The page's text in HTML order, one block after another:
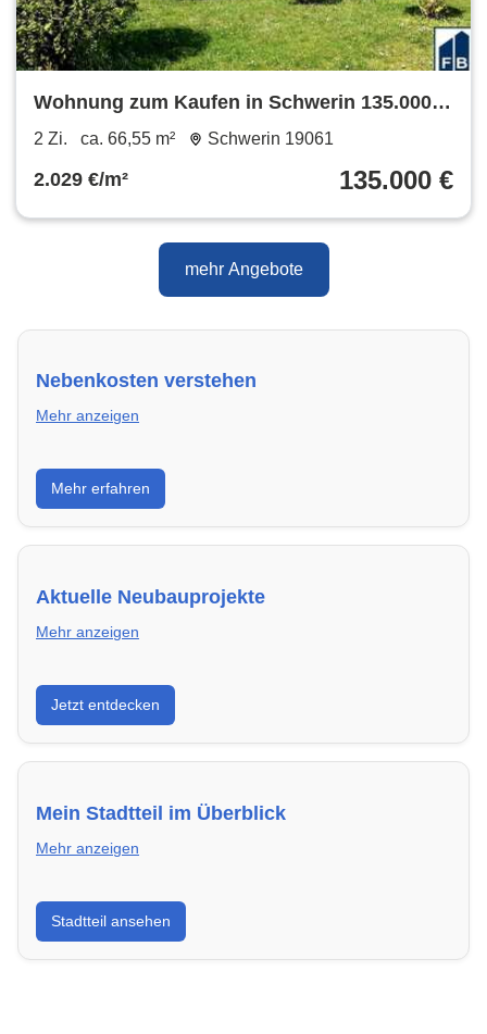
Wohnung zum Kaufen in Schwerin 135.000 €
66.55 m²
2 Zi. ca. 66,55 m² Schwerin 19061
2.029 €/m² 135.000 €
mehr Angebote
Nebenkosten verstehen
Mehr anzeigen
Erfahre, welche Nebenkosten rechtmäßig sind und
wie du deine monatliche Belastung optimieren
kannst.
Mehr erfahren
Aktuelle Neubauprojekte
Mehr anzeigen
Entdecke Neubauprojekte in Schwerin – modern,
energieeffizient und sofort bezugsfertig.
Jetzt entdecken
Mein Stadtteil im Überblick
Mehr anzeigen
Erfahre mehr über deinen Stadtteil in Schwerin:
Lebensqualität, Verkehrsanbindung, Schulen,
Freizeitmöglichkeiten und Mietpreise.
Stadtteil ansehen